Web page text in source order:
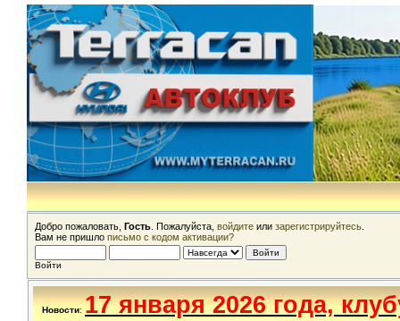
Добро пожаловать, Гость . Пожалуйста, войдите или зарегистрируйтесь
Вам не пришло письмо с кодом активации?
Войти
Новости: 17 января 2026 года,